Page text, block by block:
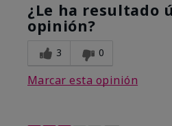
¿Le ha resultado
opinión?
3 0
Marcar esta opinión